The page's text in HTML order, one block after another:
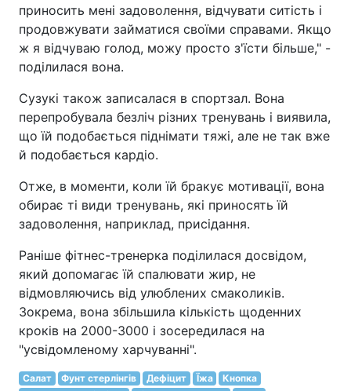
приносить мені задоволення, відчувати ситість і
продовжувати займатися своїми справами. Якщо
ж я відчуваю голод, можу просто з'їсти більше," -
поділилася вона.
Сузукі також записалася в спортзал. Вона
перепробувала безліч різних тренувань і виявила,
що їй подобається піднімати тяжі, але не так вже
й подобається кардіо.
Отже, в моменти, коли їй бракує мотивації, вона
обирає ті види тренувань, які приносять їй
задоволення, наприклад, присідання.
Раніше фітнес-тренерка поділилася досвідом,
який допомагає їй спалювати жир, не
відмовляючись від улюблених смаколиків.
Зокрема, вона збільшила кількість щоденних
кроків на 2000-3000 і зосередилася на
"усвідомленому харчуванні".
Салат Фунт стерлінгів Дефіцит Їжа
Кнопка